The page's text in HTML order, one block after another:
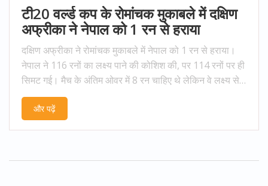
टी20 वर्ल्ड कप के रोमांचक मुकाबले में दक्षिण
अफ्रीका ने नेपाल को 1 रन से हराया
दक्षिण अफ्रीका ने रोमांचक मुकाबले में नेपाल को 1 रन से हराया।
नेपाल ने 116 रनों का लक्ष्य पाने की कोशिश की, पर 114 रनों पर ही
सिमट गई। मैच के अंतिम ओवर में 8 रन चाहिए थे लेकिन वे लक्ष्य से
चूक गए। इस जीत के साथ दक्षिण अफ्रीका ने टूर्नामेंट में अपनी दूसरी
सबसे कम स्कोर वाली जीत दर्ज की।
और पढ़ें